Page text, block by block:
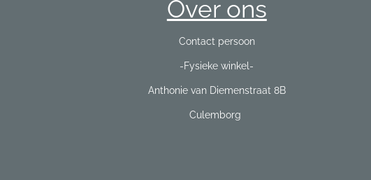
Over ons
Contact persoon
-Fysieke winkel-
Anthonie van Diemenstraat 8B
Culemborg